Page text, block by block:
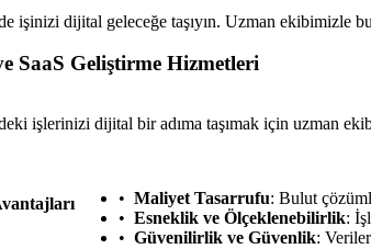
işinizi dijital geleceğe taşıyın. Uzman ekibimizle
SaaS Geliştirme Hizmetleri
işlerinizi dijital bir adıma taşımak için uzman
Maliyet Tasarrufu: Bulut
Esneklik ve Ölçeklenebilirlik:
Güvenilirlik ve Güvenlik: